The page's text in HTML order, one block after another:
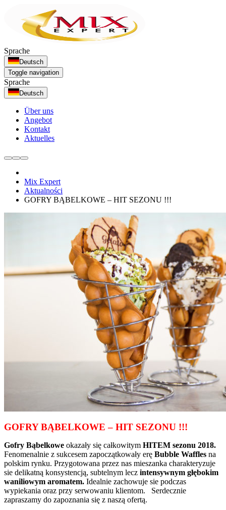
Sprache
Deutsch
Toggle navigation
Sprache
Deutsch
Über uns
Angebot
Kontakt
Aktuelles
Mix Expert
Aktualności
GOFRY BĄBELKOWE – HIT SEZONU !!!
GOFRY BĄBELKOWE – HIT SEZONU !!!
Gofry Bąbelkowe okazały się całkowitym HITEM sezonu 2018.
Fenomenalnie z sukcesem zapoczątkowały erę Bubble Waffles na
polskim rynku. Przygotowana przez nas mieszanka charakteryzuje
sie delikatną konsystencją, subtelnym lecz intensywnym głębokim
waniliowym aromatem. Idealnie zachowuje sie podczas
wypiekania oraz przy serwowaniu klientom. Serdecznie
zapraszamy do zapoznania się z naszą ofertą.